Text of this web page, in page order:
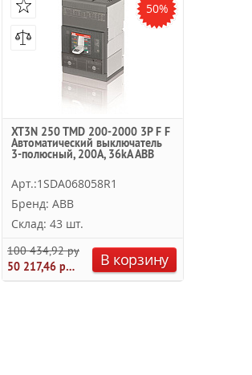
50%
XT3N 250 TMD 200-2000 3P F F
Автоматический выключатель
3-полюсный, 200А, 36kA ABB
Арт.:1SDA068058R1
Бренд: ABB
Склад: 43 шт.
100 434,92 руб.
50 217,46 руб.
В корзину